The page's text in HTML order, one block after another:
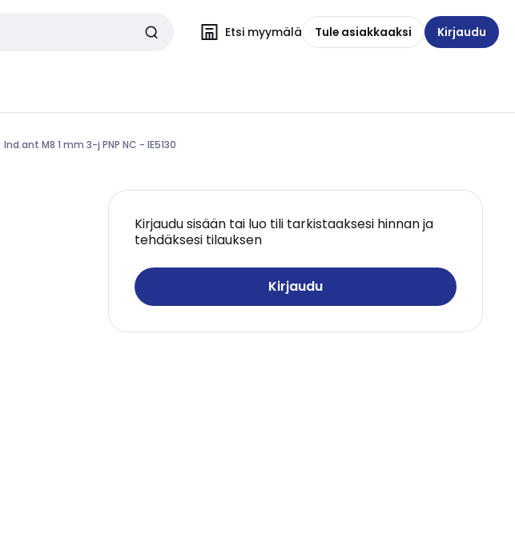
Etsi myymälä Tule asiakkaaksi Kirjaudu
Ind.ant M8 1 mm 3-j PNP NC - IE5130
Kirjaudu sisään tai luo tili tarkistaaksesi hinnan ja
tehdäksesi tilauksen
Kirjaudu